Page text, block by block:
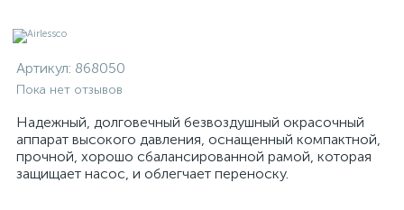
Артикул: 868050
Пока нет отзывов
Надежный, долговечный безвоздушный окрасочный
аппарат высокого давления, оснащенный компактной,
прочной, хорошо сбалансированной рамой, которая
защищает насос, и облегчает переноску.